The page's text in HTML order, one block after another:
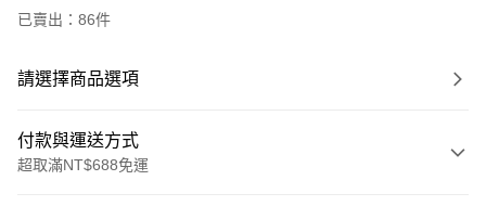
已賣出：86件
請選擇商品選項
付款與運送方式
超取滿NT$688免運